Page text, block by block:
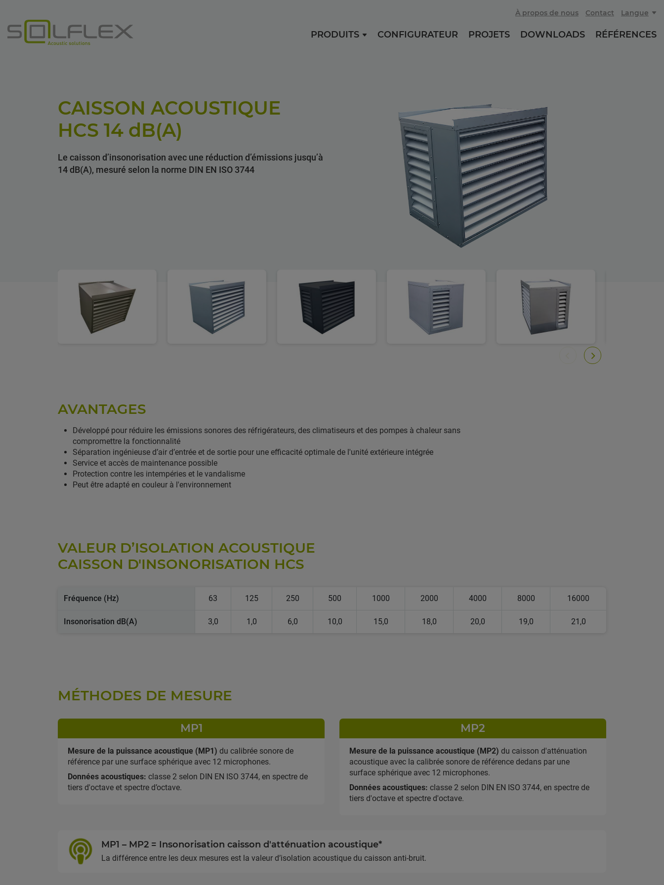
À propos de nous Contact Langue
PRODUITS CONFIGURATEUR PROJETS DOWNLOADS RÉFÉRENCES
CAISSON ACOUSTIQUE
HCS 14 dB(A)
Le caisson d’insonorisation avec une réduction d’émissions jusqu’à
14 dB(A), mesuré selon la norme DIN EN ISO 3744
AVANTAGES
Développé pour réduire les émissions sonores des réfrigérateurs, des climatiseurs et des pompes à chaleur sans
compromettre la fonctionnalité
Séparation ingénieuse d’air d’entrée et de sortie pour une efficacité optimale de l'unité extérieure intégrée
Service et accès de maintenance possible
Protection contre les intempéries et le vandalisme
Peut être adapté en couleur à l'environnement
VALEUR D’ISOLATION ACOUSTIQUE
Fréquence (Hz) 63 125 250 500 1000 2000 4000 8000 16000
Insonorisation dB(A) 3,0 1,0 6,0 10,0 15,0 18,0 20,0 19,0 21,0
MÉTHODES DE MESURE
MP1
Mesure de la puissance acoustique (MP1) du calibrée sonore de
référence par une surface sphérique avec 12 microphones.
Données acoustiques: classe 2 selon DIN EN ISO 3744, en spectre de
tiers d'octave et spectre d’octave.
MP2
Mesure de la puissance acoustique (MP2) du caisson d'atténuation
acoustique avec la calibrée sonore de référence dedans par une
surface sphérique avec 12 microphones.
Données acoustiques: classe 2 selon DIN EN ISO 3744, en spectre de
tiers d'octave et spectre d'octave.
MP1 – MP2 = Insonorisation caisson d'atténuation acoustique*
La différence entre les deux mesures est la valeur d’isolation acoustique du caisson anti-bruit.